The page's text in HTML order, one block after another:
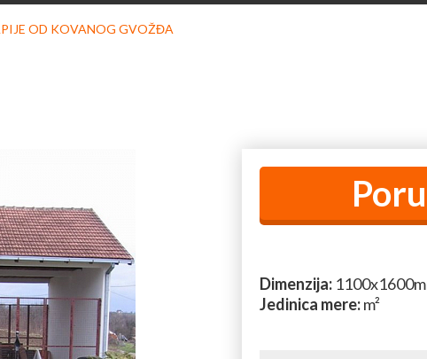
OD KOVANOG GVOŽĐA
Dimenzija:
Jedinica mere:m²